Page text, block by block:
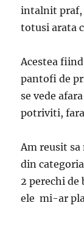
intalnit praf,
totusi arata
Acestea
pantofi de
se vede
potriviti,
Am reusit sa
din
2 perechi de
ele mi-ar